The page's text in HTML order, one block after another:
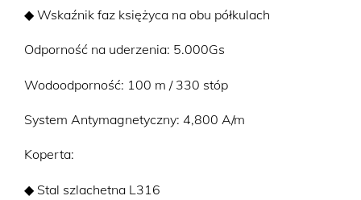
◆ Wskaźnik faz księżyca na obu półkulach
Odporność na uderzenia: 5.000Gs
Wodoodporność: 100 m / 330 stóp
System Antymagnetyczny: 4,800 A/m
Koperta:
◆ Stal szlachetna L316